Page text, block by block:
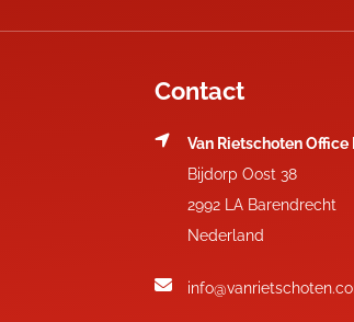
Contact
Van Rietschoten Office
Bijdorp Oost 38
2992 LA Barendrecht
Nederland